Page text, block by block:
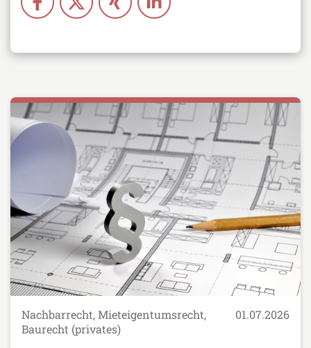
Nachbarrecht, Mieteigentumsrecht,
Baurecht (privates)
01.07.2026